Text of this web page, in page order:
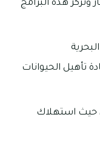
هذه البرامج
تأهيل الحيوانات
حيث استهلاك